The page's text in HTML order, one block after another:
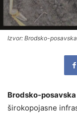
Izvor: Brodsko-
Brodsko-
širokopojasne